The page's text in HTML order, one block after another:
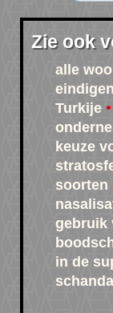
Zie ook
alle
Turkije
keuze
soorten
gebruik
in de